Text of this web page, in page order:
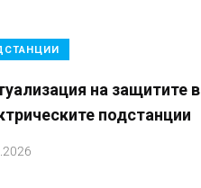
на защитите в
подстанции